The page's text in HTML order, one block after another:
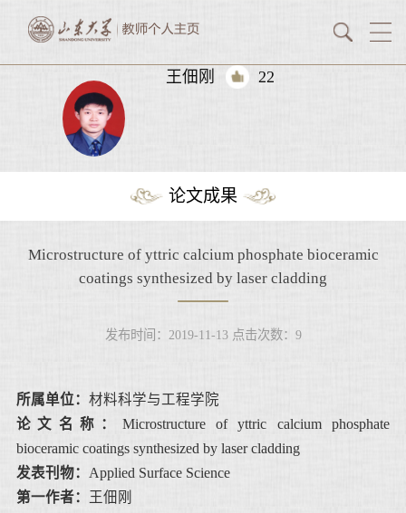
王佃刚 22
论文成果
Microstructure of yttric calcium phosphate bioceramic
coatings synthesized by laser cladding
发布时间：2019-11-13 点击次数： 9
所属单位： 材料科学与工程学院
论文名称： Microstructure of yttric calcium phosphate
bioceramic coatings synthesized by laser cladding
发表刊物： Applied Surface Science
第一作者： 王佃刚